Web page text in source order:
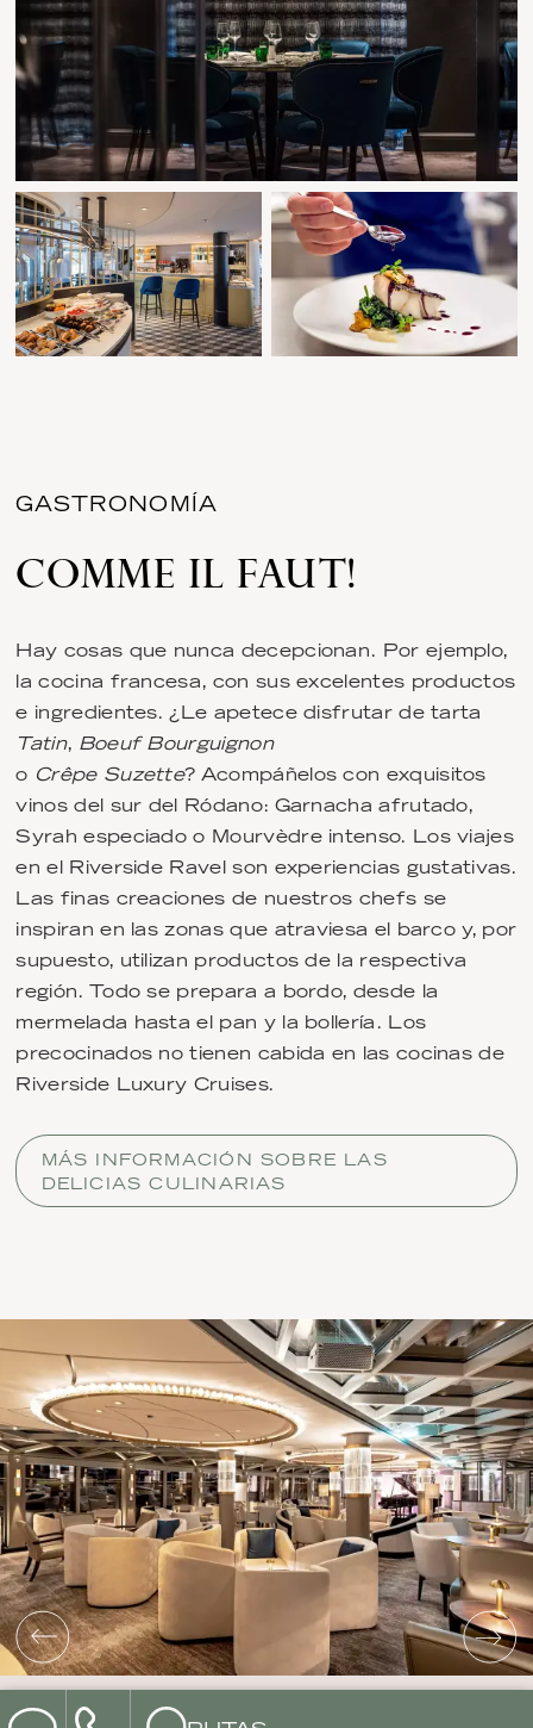
GASTRONOMÍA
COMME IL FAUT!
Hay cosas que nunca decepcionan. Por ejemplo,
la cocina francesa, con sus excelentes productos
e ingredientes. ¿Le apetece disfrutar de tarta
Tatin, Boeuf Bourguignon
o Crêpe Suzette? Acompáñelos con exquisitos
vinos del sur del Ródano: Garnacha afrutado,
Syrah especiado o Mourvèdre intenso. Los viajes
en el Riverside Ravel son experiencias gustativas.
Las finas creaciones de nuestros chefs se
inspiran en las zonas que atraviesa el barco y, por
supuesto, utilizan productos de la respectiva
región. Todo se prepara a bordo, desde la
mermelada hasta el pan y la bollería. Los
precocinados no tienen cabida en las cocinas de
Riverside Luxury Cruises.
MÁS INFORMACIÓN SOBRE LAS
DELICIAS CULINARIAS